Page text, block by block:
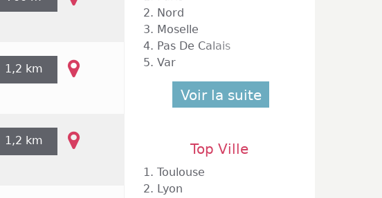
1,2 km
1,2 km
2. Nord
3. Moselle
4. Pas De Calais
5. Var
Voir la suite
Top Ville
1. Toulouse
2. Lyon